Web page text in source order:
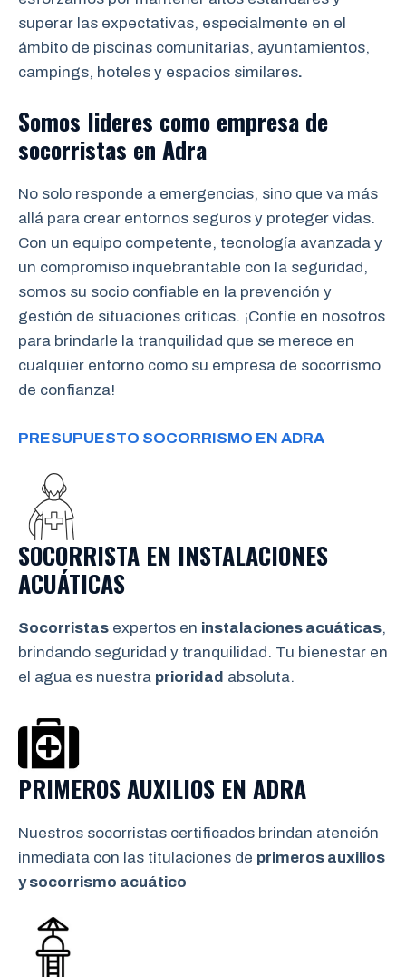
superar las expectativas, especialmente en el
ámbito de piscinas comunitarias, ayuntamientos,
campings, hoteles y espacios similares.
Somos lideres como empresa de
socorristas en Adra
No solo responde a emergencias, sino que va más
allá para crear entornos seguros y proteger vidas.
Con un equipo competente, tecnología avanzada y
un compromiso inquebrantable con la seguridad,
somos su socio confiable en la prevención y
gestión de situaciones críticas. ¡Confíe en nosotros
para brindarle la tranquilidad que se merece en
cualquier entorno como su empresa de socorrismo
de confianza!
PRESUPUESTO SOCORRISMO EN ADRA
SOCORRISTA EN INSTALACIONES
ACUÁTICAS
Socorristas expertos en instalaciones acuáticas,
brindando seguridad y tranquilidad. Tu bienestar en
el agua es nuestra prioridad absoluta.
PRIMEROS AUXILIOS EN ADRA
Nuestros socorristas certificados brindan atención
inmediata con las titulaciones de primeros auxilios
y socorrismo acuático